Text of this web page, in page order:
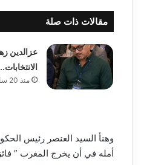
مقالات ذات صلة
عزالدين
الانتخابات..
منذ 20 ساعة
وهنأ السيد العنصر رئيس
أمله في أن يخرج المغرب ”